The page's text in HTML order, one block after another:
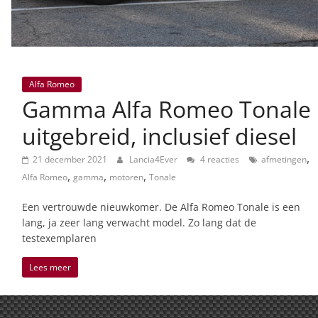
Alfa Romeo
Gamma Alfa Romeo Tonale
uitgebreid, inclusief diesel
21 december 2021 Lancia4Ever 4 reacties afmetingen,
Alfa Romeo, gamma, motoren, Tonale
Een vertrouwde nieuwkomer. De Alfa Romeo Tonale is een
lang, ja zeer lang verwacht model. Zo lang dat de
testexemplaren
Lees meer